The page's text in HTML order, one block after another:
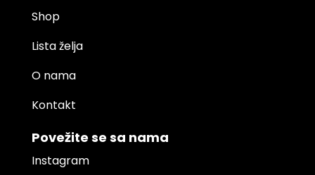
Shop
Lista želja
O nama
Kontakt
Povežite se sa nama
Instagram